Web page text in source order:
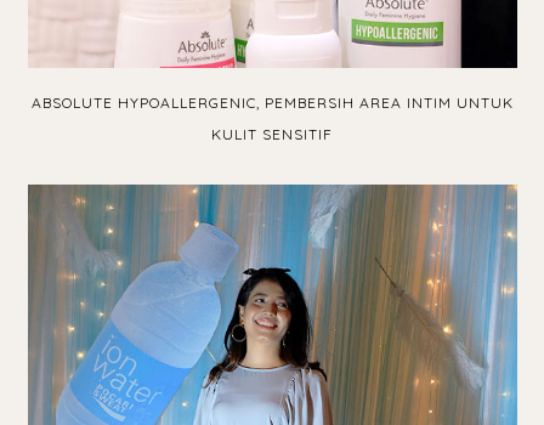
ABSOLUTE HYPOALLERGENIC, PEMBERSIH AREA INTIM UNTUK
KULIT SENSITIF